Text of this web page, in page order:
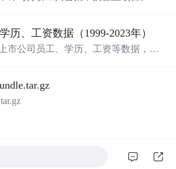
运行效果图、README、运行说明、
权声明。零第三方运行依赖，不包含
。运行方法：Node.js 18+ 下执行 npm
，或启动静态服务器打开 index.html。
历、工资数据（1999-2023年）
市公司员工、学历、工资等数据，包
应付职工薪酬 支付给职工以及为职工